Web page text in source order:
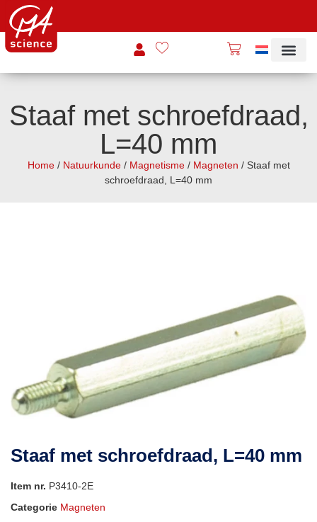
Staaf met schroefdraad,
L=40 mm
Home/ Natuurkunde/ Magnetisme/ Magneten / Staaf met
schroefdraad, L=40 mm
Staaf met schroefdraad, L=40 mm
Item nr. P3410-2E
Categorie Magneten